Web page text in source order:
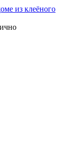
из клеёного